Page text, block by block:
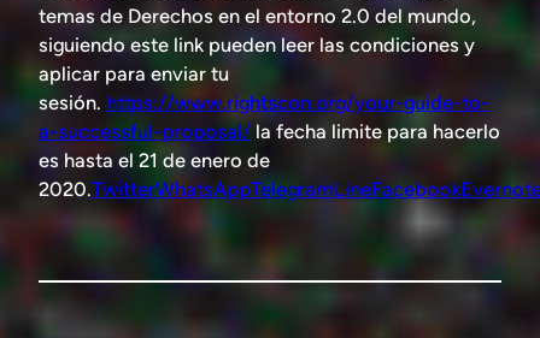
temas de Derechos en el entorno 2.0 del mundo,
siguiendo este link pueden leer las condiciones y
aplicar para enviar tu
sesión. https://www.rightscon.org/your-guide-to-
a-successful-proposal/ la fecha limite para hacerlo
es hasta el 21 de enero de
2020.TwitterWhatsAppTelegramLineFacebook